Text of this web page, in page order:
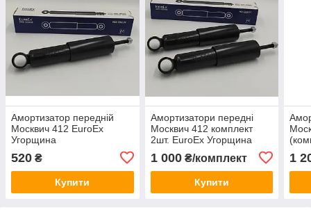
Амортизатор передній
Москвич 412 EuroEx
Угорщина
520 ₴
Купити
Амортизатори передні
Москвич 412 комплект
2шт. EuroEx Угорщина
1 000₴/комплект
Купити
1